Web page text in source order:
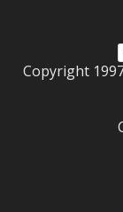
Copyright